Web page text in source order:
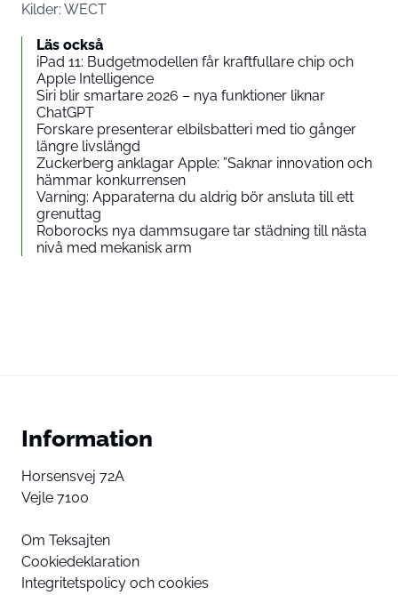
Kilder: WECT
Läs också
iPad 11: Budgetmodellen får kraftfullare chip och
Apple Intelligence
Siri blir smartare 2026 – nya funktioner liknar
ChatGPT
Forskare presenterar elbilsbatteri med tio gånger
längre livslängd
Zuckerberg anklagar Apple: ”Saknar innovation och
hämmar konkurrensen
Varning: Apparaterna du aldrig bör ansluta till ett
grenuttag
Roborocks nya dammsugare tar städning till nästa
nivå med mekanisk arm
Information
Horsensvej 72A
Vejle 7100
Om Teksajten
Cookiedeklaration
Integritetspolicy och cookies